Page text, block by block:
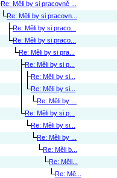
Re: Měli by si pracovně ...
Re: Měli by si pracovn...
Re: Měli by si praco...
Re: Měli by si praco...
Re: Měli by si pra...
Re: Měli by si p...
Re: Měli by si...
Re: Měli by si...
Re: Měli by ...
Re: Měli by si p...
Re: Měli by si...
Re: Měli by ...
Re: Měli b...
Re: Měli...
Re: Mě...